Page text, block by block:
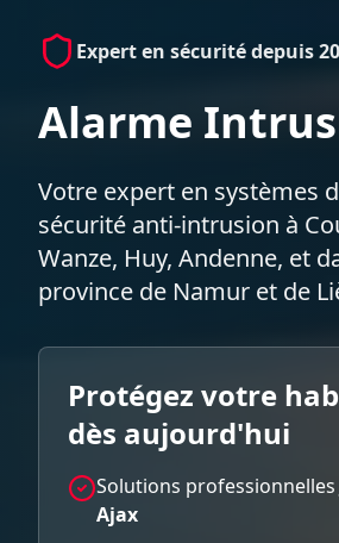
Expert en sécurité depuis
Alarme
Votre expert en systèmes
sécurité anti-intrusion à
Wanze, Huy, Andenne, et
province de Namur et de
Protégez votre
dès aujourd'hui
Solutions professionnelles
Ajax